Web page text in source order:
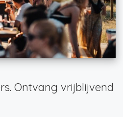
Ontvang vrijblijvend